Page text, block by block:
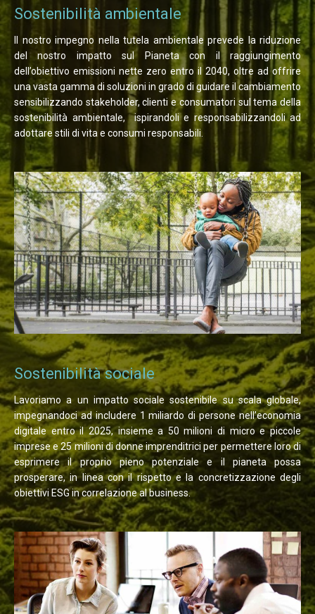
Sostenibilità ambientale
Il nostro impegno nella tutela ambientale prevede la riduzione
del nostro impatto sul Pianeta con il raggiungimento
dell’obiettivo emissioni nette zero entro il 2040, oltre ad offrire
una vasta gamma di soluzioni in grado di guidare il cambiamento
sensibilizzando stakeholder, clienti e consumatori sul tema della
sostenibilità ambientale, ispirandoli e responsabilizzandoli ad
adottare stili di vita e consumi responsabili.
Sostenibilità sociale
Lavoriamo a un impatto sociale sostenibile su scala globale,
impegnandoci ad includere 1 miliardo di persone nell’economia
digitale entro il 2025, insieme a 50 milioni di micro e piccole
imprese e 25 milioni di donne imprenditrici per permettere loro di
esprimere il proprio pieno potenziale e il pianeta possa
prosperare, in linea con il rispetto e la concretizzazione degli
obiettivi ESG in correlazione al business.